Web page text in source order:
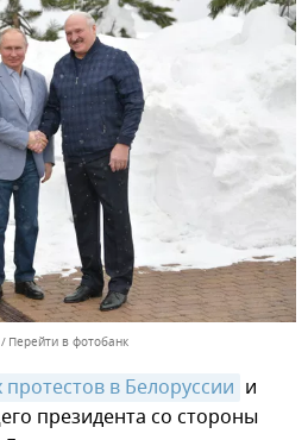
Перейти в фотобанк
в Белоруссии и
президента со стороны